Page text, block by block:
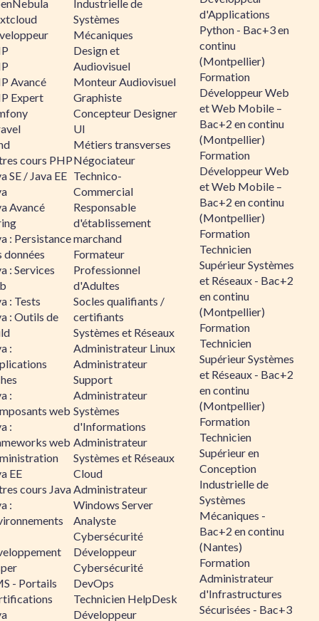
Avancé
Expert
cours PHP
SE / Java EE
Avancé
: Persistance
données
: Services
: Tests
: Outils de
:
:
web
:
web
EE
cours Java
:
- Portails
Industrielle de
Systèmes
Mécaniques
Design et
Audiovisuel
Monteur Audiovisuel
Graphiste
Concepteur Designer
UI
Métiers transverses
Négociateur
Technico-
Commercial
Responsable
d'établissement
marchand
Formateur
Professionnel
d'Adultes
Socles qualifiants /
certifiants
Systèmes et Réseaux
Administrateur Linux
Administrateur
Support
Administrateur
Systèmes
d'Informations
Administrateur
Systèmes et Réseaux
Cloud
Administrateur
Windows Server
Analyste
Cybersécurité
Développeur
Cybersécurité
DevOps
Technicien HelpDesk
Développeur
d'Applications
Python - Bac+3 en
continu
(Montpellier)
Formation
Développeur Web
et Web Mobile –
Bac+2 en continu
(Montpellier)
Formation
Développeur Web
et Web Mobile –
Bac+2 en continu
(Montpellier)
Formation
Technicien
Supérieur Systèmes
et Réseaux - Bac+2
en continu
(Montpellier)
Formation
Technicien
Supérieur Systèmes
et Réseaux - Bac+2
en continu
(Montpellier)
Formation
Technicien
Supérieur en
Conception
Industrielle de
Systèmes
Mécaniques -
Bac+2 en continu
(Nantes)
Formation
Administrateur
d'Infrastructures
Sécurisées - Bac+3